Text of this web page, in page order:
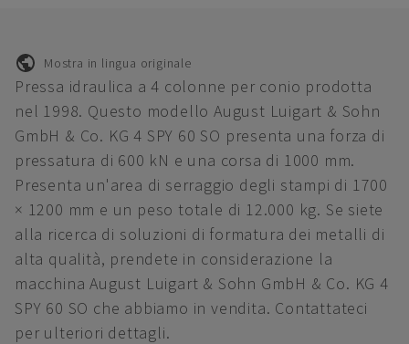
Mostra in lingua originale
Pressa idraulica a 4 colonne per conio prodotta
nel 1998. Questo modello August Luigart & Sohn
GmbH & Co. KG 4 SPY 60 SO presenta una forza di
pressatura di 600 kN e una corsa di 1000 mm.
Presenta un'area di serraggio degli stampi di 1700
× 1200 mm e un peso totale di 12.000 kg. Se siete
alla ricerca di soluzioni di formatura dei metalli di
alta qualità, prendete in considerazione la
macchina August Luigart & Sohn GmbH & Co. KG 4
SPY 60 SO che abbiamo in vendita. Contattateci
per ulteriori dettagli.